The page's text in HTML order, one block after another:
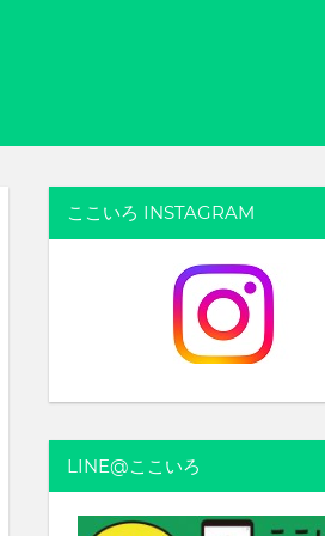
ここいろ INSTAGRAM
LINE@ここいろ